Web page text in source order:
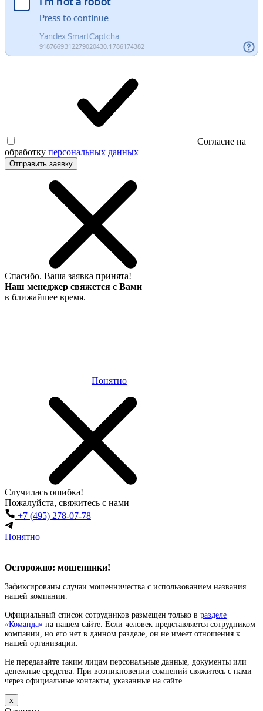
Согласие на
обработку персональных данных
Отправить заявку
Спасибо. Ваша заявка принята!
Наш менеджер свяжется с Вами
в ближайшее время.
Понятно
Случилась ошибка!
Пожалуйста, свяжитесь с нами
+7 (495) 278-07-78
Понятно
Осторожно: мошенники!
Зафиксированы случаи мошенничества с использованием названия
нашей компании.
Официальный список сотрудников размещен только в разделе
«Команда» на нашем сайте. Если человек представляется сотрудником
компании, но его нет в данном разделе, он не имеет отношения к
нашей организации.
Не передавайте таким лицам персональные данные, документы или
денежные средства. При возникновении сомнений свяжитесь с нами
через официальные контакты, указанные на сайте.
х